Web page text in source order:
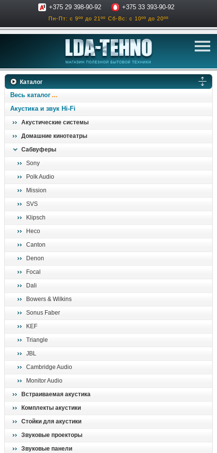
+375 29 398-90-92 +375 33 393-90-92
Пн-Пт: с 9ºº до 21ºº Сб-Вс: с 10ºº до 20ºº
телевизоры
ресиверы, усилители
проигрыватели
Каталог
Весь каталог
Акустика и звук Hi-Fi
Акустические системы
Домашние кинотеатры
Сабвуферы
Sony
Polk Audio
Mission
SVS
Klipsch
Heco
Canton
Denon
Focal
Dali
Bowers & Wilkins
Sonus Faber
KEF
Triangle
JBL
Cambridge Audio
Monitor Audio
Встраиваемая акустика
Комплекты акустики
Стойки для акустики
Звуковые проекторы
Звуковые панели